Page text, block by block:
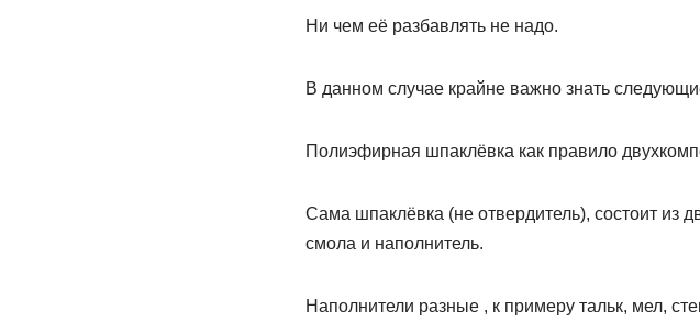
Ни чем её разбавлять не надо.
В данном случае крайне важно знать
Полиэфирная шпаклёвка как правило
Сама шпаклёвка (не отвердитель), состоит из
смола и наполнитель.
Наполнители разные , к примеру тальк, мел,